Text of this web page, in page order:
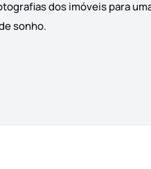
dos imóveis para
sonho.